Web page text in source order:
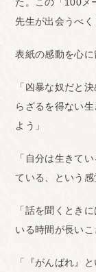
先生が出会うべく
表紙の感動を心に
「凶暴な奴だと
らざるを得ない
よう」
「自分は生きて
ている、という感
「話を聞くとき
いる時間が長いこ
「『がんばれ』